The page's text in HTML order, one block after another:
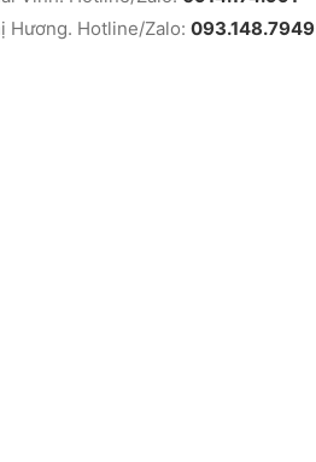
Hương. Hotline/Zalo: 093.148.7949